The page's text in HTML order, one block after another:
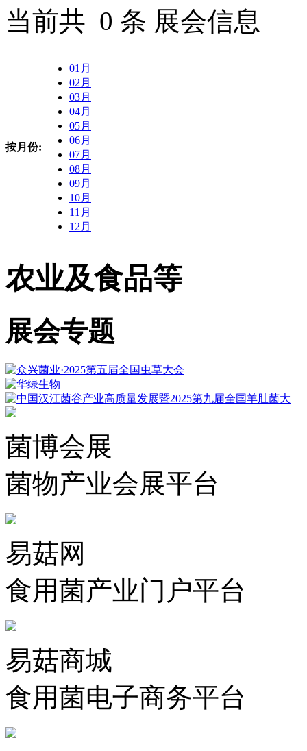
当前共 0 条 展会信息
按月份:
01月
02月
03月
04月
05月
06月
07月
08月
09月
10月
11月
12月
农业及食品等
展会专题
菌博会展
菌物产业会展平台
易菇网
食用菌产业门户平台
易菇商城
食用菌电子商务平台